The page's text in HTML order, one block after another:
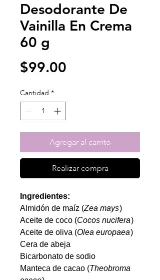
Desodorante De
Vainilla En Crema
60 g
$99.00
Cantidad *
Agregar al carrito
Realizar compra
Ingredientes:
Almidón de maíz (Zea mays)
Aceite de coco (Cocos nucifera)
Aceite de oliva (Olea europaea)
Cera de abeja
Bicarbonato de sodio
Manteca de cacao (Theobroma